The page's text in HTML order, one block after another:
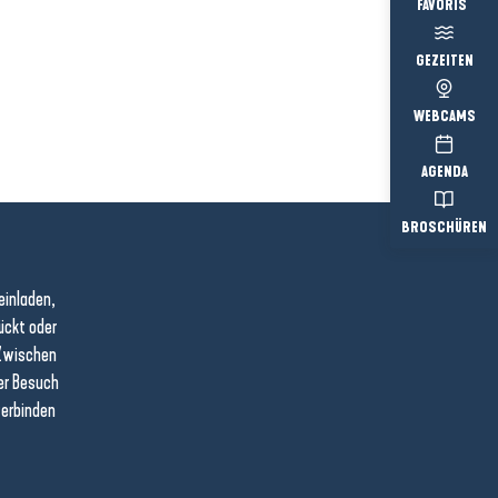
Voir les
GEZEITEN
WEBCAMS
AGENDA
BROSCHÜREN
oder
Besuch